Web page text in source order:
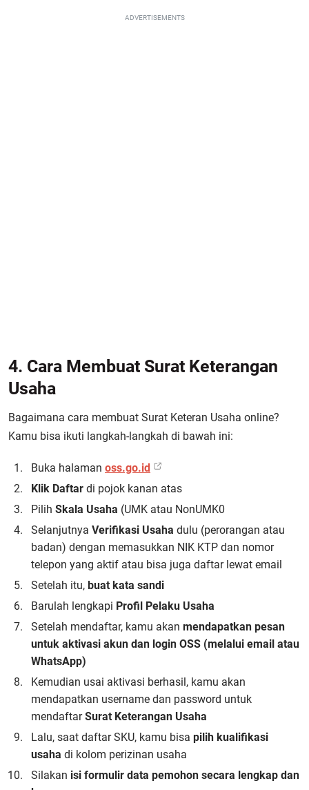
ADVERTISEMENTS
4. Cara Membuat Surat Keterangan
Usaha
Bagaimana cara membuat Surat Keteran Usaha online?
Kamu bisa ikuti langkah-langkah di bawah ini:
Buka halaman oss.go.id
Klik Daftar di pojok kanan atas
Pilih Skala Usaha (UMK atau NonUMK0
Selanjutnya Verifikasi Usaha dulu (perorangan atau
badan) dengan memasukkan NIK KTP dan nomor
telepon yang aktif atau bisa juga daftar lewat email
Setelah itu, buat kata sandi
Barulah lengkapi Profil Pelaku Usaha
Setelah mendaftar, kamu akan mendapatkan pesan
untuk aktivasi akun dan login OSS (melalui email atau
WhatsApp)
Kemudian usai aktivasi berhasil, kamu akan
mendapatkan username dan password untuk
mendaftarSurat Keterangan Usaha
Lalu, saat daftar SKU, kamu bisa pilih kualifikasi
usaha di kolom perizinan usaha
Silakan isi formulir data pemohon secara lengkap dan